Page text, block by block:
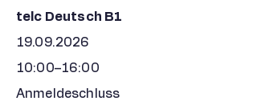
telc Deutsch B1
19.09.2026
10:00–16:00
Anmeldeschluss